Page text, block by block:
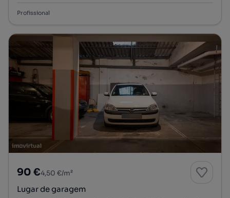
Profissional
90 €4,50 €/m²
Lugar de garagem